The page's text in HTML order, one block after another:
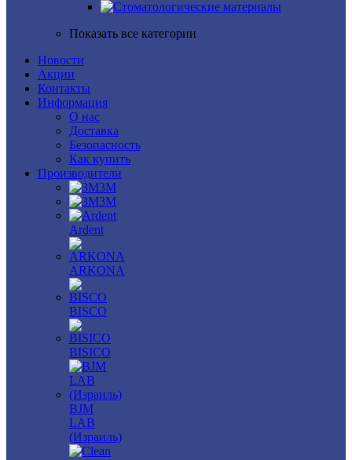
Показать все категории
Новости
Акции
Контакты
Информация
О нас
Доставка
Безопасность
Как купить
Производители
3M
3М
Ardent
ARKONA
BISCO
BISICO
BJM
LAB
(Израиль)